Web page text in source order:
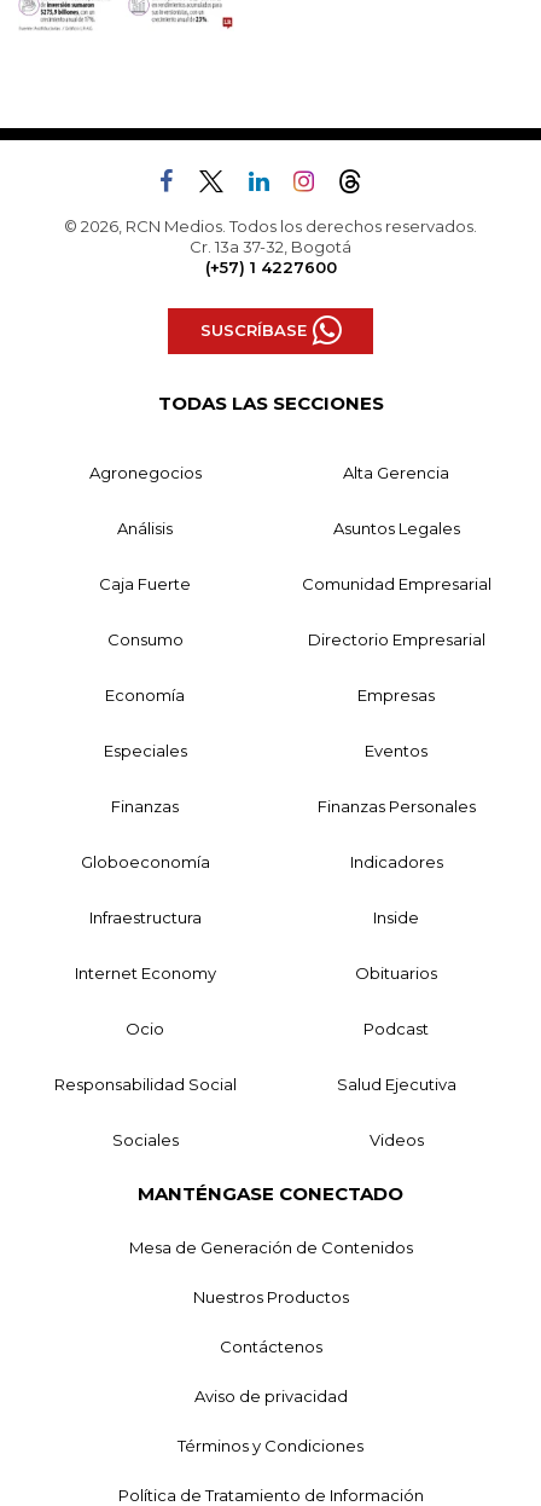
© 2026, RCN Medios. Todos los derechos reservados.
Cr. 13a 37-32, Bogotá
(+57) 1 4227600
SUSCRÍBASE
TODAS LAS SECCIONES
Agronegocios Alta Gerencia
Análisis Asuntos Legales
Caja Fuerte Comunidad Empresarial
Consumo Directorio Empresarial
Economía Empresas
Especiales Eventos
Finanzas Finanzas Personales
Globoeconomía Indicadores
Infraestructura Inside
Internet Economy Obituarios
Ocio Podcast
Responsabilidad Social Salud Ejecutiva
Sociales Videos
MANTÉNGASE CONECTADO
Mesa de Generación de Contenidos
Nuestros Productos
Contáctenos
Aviso de privacidad
Términos y Condiciones
Política de Tratamiento de Información